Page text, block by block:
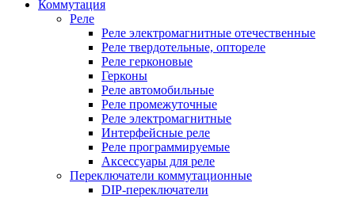
Коммутация
Реле
Реле электромагнитные отечественные
Реле твердотельные, оптореле
Реле герконовые
Герконы
Реле автомобильные
Реле промежуточные
Реле электромагнитные
Интерфейсные реле
Реле программируемые
Аксессуары для реле
Переключатели коммутационные
DIP-переключатели